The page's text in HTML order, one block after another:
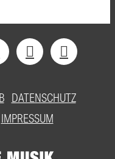
DATENSCHUTZ
IMPRESSUM